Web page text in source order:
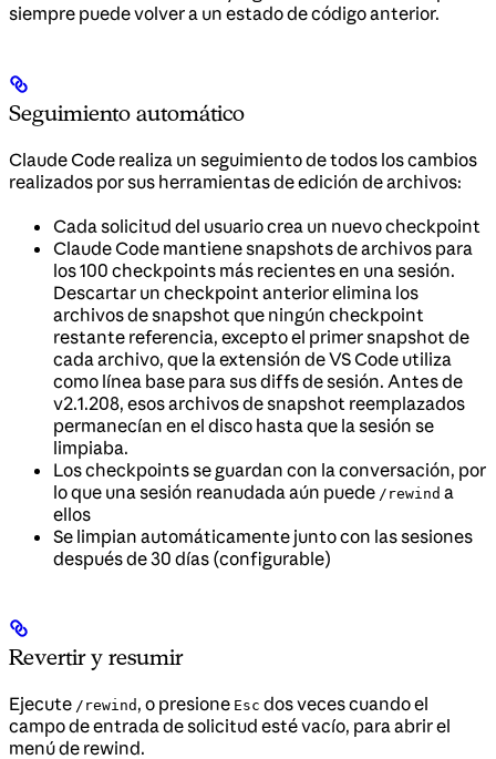
siempre puede volver a un estado de código anterior.
Seguimiento automático
Claude Code realiza un seguimiento de todos los cambios
realizados por sus herramientas de edición de archivos:
Cada solicitud del usuario crea un nuevo checkpoint
Claude Code mantiene snapshots de archivos para
los 100 checkpoints más recientes en una sesión.
Descartar un checkpoint anterior elimina los
archivos de snapshot que ningún checkpoint
restante referencia, excepto el primer snapshot de
cada archivo, que la extensión de VS Code utiliza
como línea base para sus diffs de sesión. Antes de
v2.1.208, esos archivos de snapshot reemplazados
permanecían en el disco hasta que la sesión se
limpiaba.
Los checkpoints se guardan con la conversación, por
lo que una sesión reanudada aún puede /rewind a
ellos
Se limpian automáticamente junto con las sesiones
después de 30 días (configurable)
Revertir y resumir
Ejecute /rewind , o presione Esc dos veces cuando el
campo de entrada de solicitud esté vacío, para abrir el
menú de rewind.